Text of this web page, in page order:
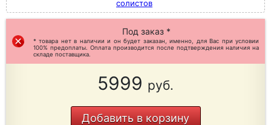
солистов
Под заказ *
* товара нет в наличии и он будет заказан, именно, для Вас при условии
100% предоплаты. Оплата производится после подтверждения наличия на
складе поставщика.
5999 руб.
Добавить в корзину